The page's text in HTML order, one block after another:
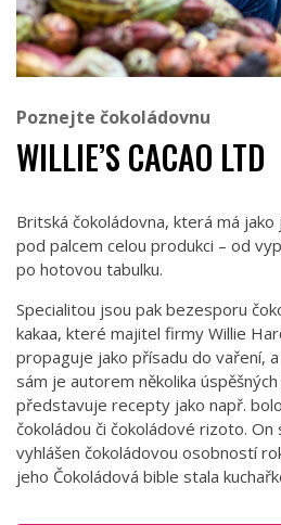
Poznejte čokoládovnu
WILLIE’S CACAO LTD
Britská čokoládovna, která má
pod palcem celou produkci – od
po hotovou tabulku.
Specialitou jsou pak bezesporu
kakaa, které majitel firmy Willie
propaguje jako přísadu do vaření,
sám je autorem několika
představuje recepty jako např.
čokoládou či čokoládové rizoto.
vyhlášen čokoládovou osobností
jeho Čokoládová bible stala